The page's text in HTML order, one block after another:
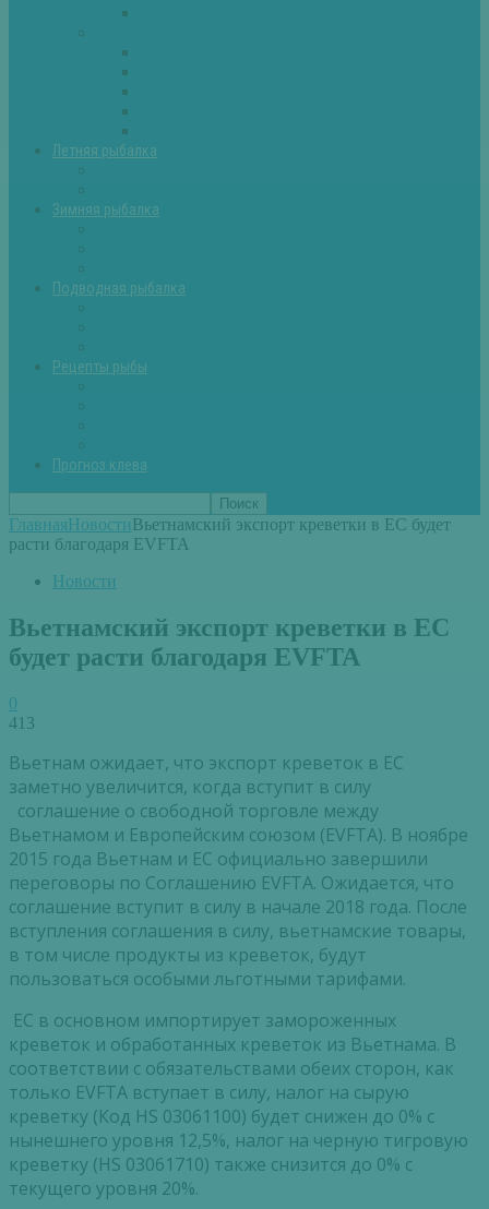
Летняя рыбалка
Зимняя рыбалка
Подводная рыбалка
Рецепты рыбы
Прогноз клева
ГлавнаяНовостиВьетнамский экспорт креветки в ЕС будет
расти благодаря EVFTA
Новости
Вьетнамский экспорт креветки в ЕС
будет расти благодаря EVFTA
0
413
Вьетнам ожидает, что экспорт креветок в ЕС
заметно увеличится, когда вступит в силу
соглашение о свободной торговле между
Вьетнамом и Европейским союзом (EVFTA). В ноябре
2015 года Вьетнам и ЕС официально завершили
переговоры по Соглашению EVFTA. Ожидается, что
соглашение вступит в силу в начале 2018 года. После
вступления соглашения в силу, вьетнамские товары,
в том числе продукты из креветок, будут
пользоваться особыми льготными тарифами.
ЕС в основном импортирует замороженных
креветок и обработанных креветок из Вьетнама. В
соответствии с обязательствами обеих сторон, как
только EVFTA вступает в силу, налог на сырую
креветку (Код HS 03061100) будет снижен до 0% с
нынешнего уровня 12,5%, налог на черную тигровую
креветку (HS 03061710) также снизится до 0% с
текущего уровня 20%.